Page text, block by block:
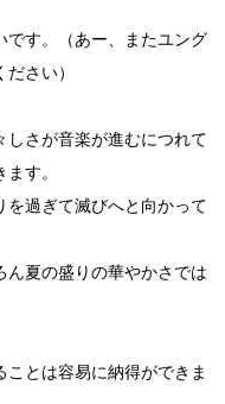
です。（あー、またユング
さい）
しさが音楽が進むにつれて
す。
を過ぎて滅びへと向かって
ん夏の盛りの華やかさでは
とは容易に納得ができま